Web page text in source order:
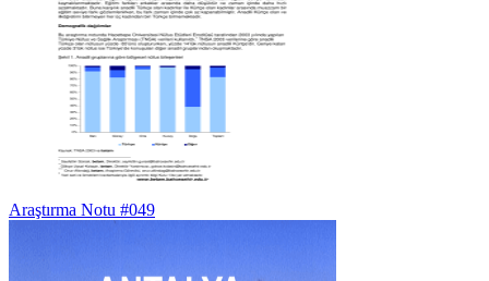
Araştırma Notu #049